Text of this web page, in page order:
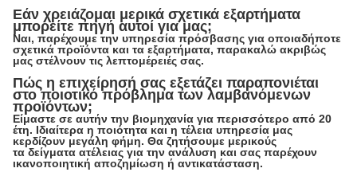
Εάν χρειάζομαι μερικά σχετικά εξαρτήματα
μπορείτε πηγή αυτοί για μας;
Ναι, παρέχουμε την υπηρεσία πρόσβασης για οποιαδήποτε
σχετικά προϊόντα και τα εξαρτήματα, παρακαλώ ακριβώς
μας στέλνουν τις λεπτομέρειές σας.
Πώς η επιχείρησή σας εξετάζει παραπονιέται
στο ποιοτικό πρόβλημα των λαμβανόμενων
προϊόντων;
Είμαστε σε αυτήν την βιομηχανία για περισσότερο από 20
έτη. Ιδιαίτερα η ποιότητα και η τέλεια υπηρεσία μας
κερδίζουν μεγάλη φήμη. Θα ζητήσουμε μερικούς
τα δείγματα ατέλειας για την ανάλυση και σας παρέχουν
ικανοποιητική αποζημίωση ή αντικατάσταση.